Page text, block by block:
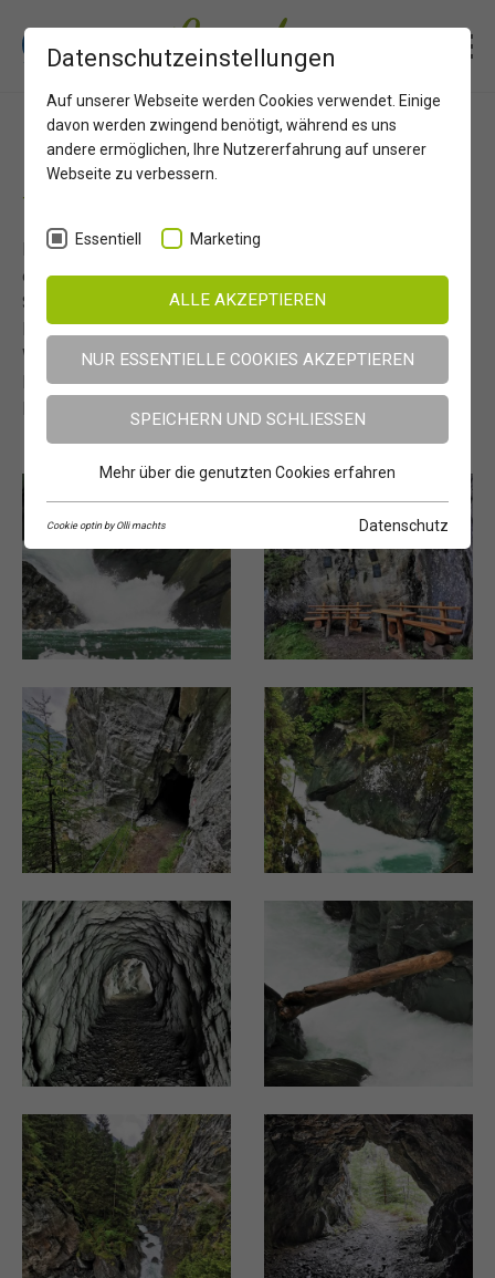
Erlebnisregion Osttirol Service
Proßeggklamm in Matrei in Osttirol
Proßeggklamm in Matrei in Osttirol
Tor zur Wildnis Osttirols
Entdecken Sie dieProßeggklamm in Matrei in Osttirol
ein spektakuläres Naturerlebnis, das nach umfangreichen
Sanierungsarbeiten im Jahr 2024 wieder zugänglich ist.
Dieses naturbelassene Kleinod, mit beeindruckenden
Wasserfällen und einer vielfältigen, seltenen
Pflanzenwelt, ist perfekt für passionierte Wanderer und
Naturliebhaber. _ Fotografien von Ingemar Wibmer
Datenschutzeinstellungen
Auf unserer Webseite werden Cookies verwendet. Einige
davon werden zwingend benötigt, während es uns
andere ermöglichen, Ihre Nutzererfahrung auf unserer
Webseite zu verbessern.
Essentiell Marketing
ALLE AKZEPTIEREN
NUR ESSENTIELLE COOKIES AKZEPTIEREN
SPEICHERN UND SCHLIESSEN
Mehr über die genutzten Cookies erfahren
Cookie optin by Olli machts Datenschutz